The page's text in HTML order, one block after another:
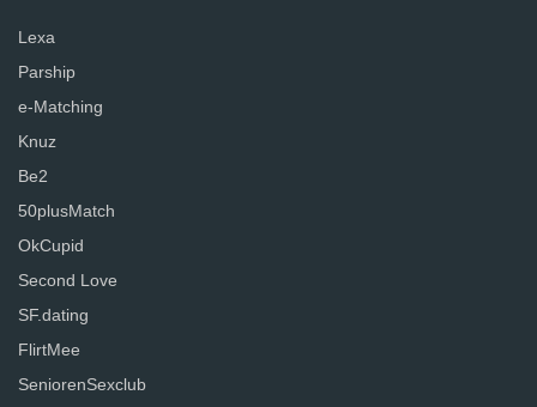
Lexa
Parship
e-Matching
Knuz
Be2
50plusMatch
OkCupid
Second Love
SF.dating
FlirtMee
SeniorenSexclub